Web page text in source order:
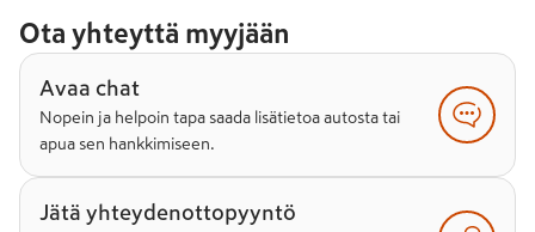
Ota yhteyttä myyjään
Avaa chat
Nopein ja helpoin tapa saada lisätietoa autosta tai
apua sen hankkimiseen.
Jätä yhteydenottopyyntö